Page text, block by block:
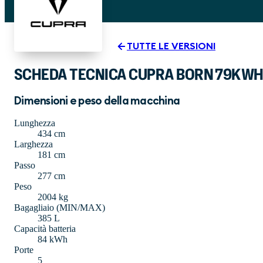
TUTTE LE VERSIONI
SCHEDA TECNICA CUPRA BORN
Dimensioni e peso della macchina
Lunghezza
434 cm
Larghezza
181 cm
Passo
277 cm
Peso
2004 kg
Bagagliaio (MIN/MAX)
385 L
Capacità batteria
84 kWh
Porte
5